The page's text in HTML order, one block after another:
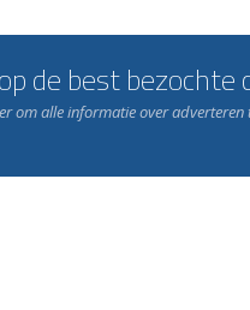
de best bezochte
om alle informatie over adverteren